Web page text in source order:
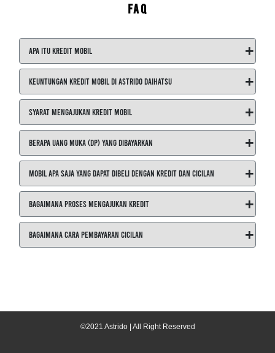
FAQ
Apa itu Kredit Mobil +
Keuntungan Kredit Mobil di ASTRIDO Daihatsu +
Syarat Mengajukan Kredit Mobil +
Berapa Uang Muka (DP) yang Dibayarkan +
Mobil Apa Saja yang Dapat Dibeli dengan Kredit dan Cicilan +
Bagaimana Proses Mengajukan Kredit +
Bagaimana Cara Pembayaran Cicilan +
©2021 Astrido | All Right Reserved